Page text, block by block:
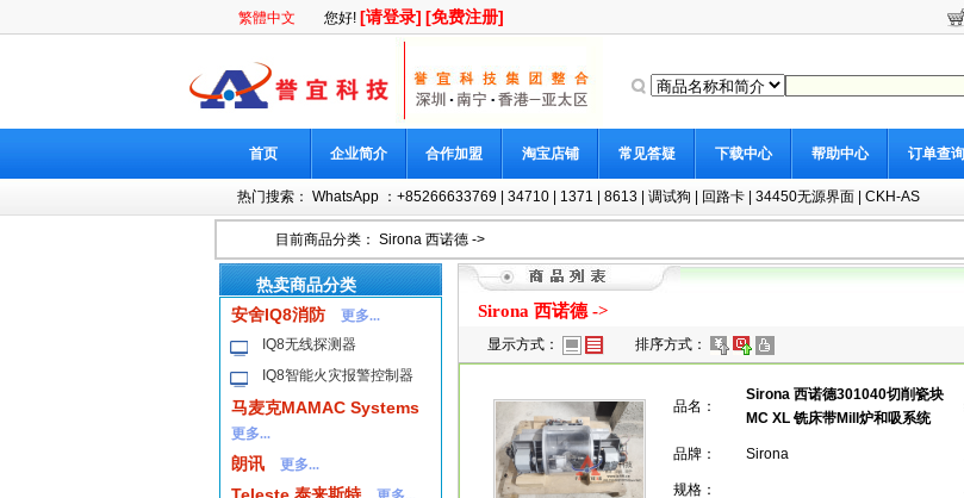
繁體中文 您好! [请登录] [免费注册]
首页 企业简介 合作加盟 淘宝店铺 常见答疑 下载中心 帮助中心 订单查询
热门搜索： WhatsApp ：+85266633769 34710 1371 8613 调试狗 回路卡 34450无源界面 CKH-AS
目前商品分类： Sirona 西诺德 ->
热卖商品分类
安舍IQ8消防
更多...
IQ8无线探测器
IQ8智能火灾报警控制器
马麦克MAMAC Systems
更多...
朗讯 更多...
Sirona 西诺德 ->
显示方式： 排序方式：
品名：
Sirona 西诺德301040切削瓷块
MC XL 铣床带Mill炉和吸系统
品牌： Sirona
规格：